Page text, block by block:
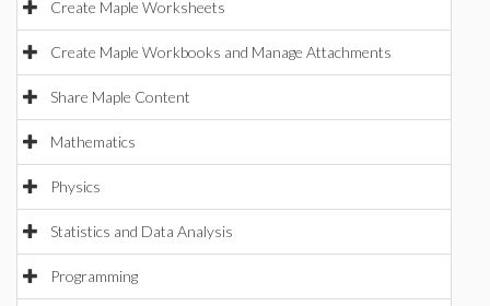
Create Maple Worksheets
Create Maple Workbooks and Manage Attachments
Share Maple Content
Mathematics
Physics
Statistics and Data Analysis
Programming